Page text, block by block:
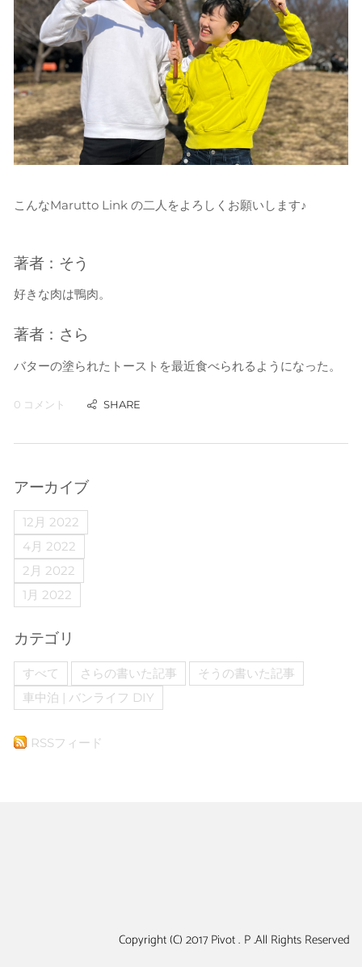
こんなMarutto Link の二人をよろしくお願いします♪
著者：そう
好きな肉は鴨肉。
著者：さら
バターの塗られたトーストを最近食べられるようになった。
0 コメント
アーカイブ
12月 2022
4月 2022
2月 2022
1月 2022
カテゴリ
すべて さらの書いた記事
そうの書いた記事
車中泊 | バンライフ DIY
RSSフィード
Copyright (C) 2017 Pivot . P .All Rights Reserved